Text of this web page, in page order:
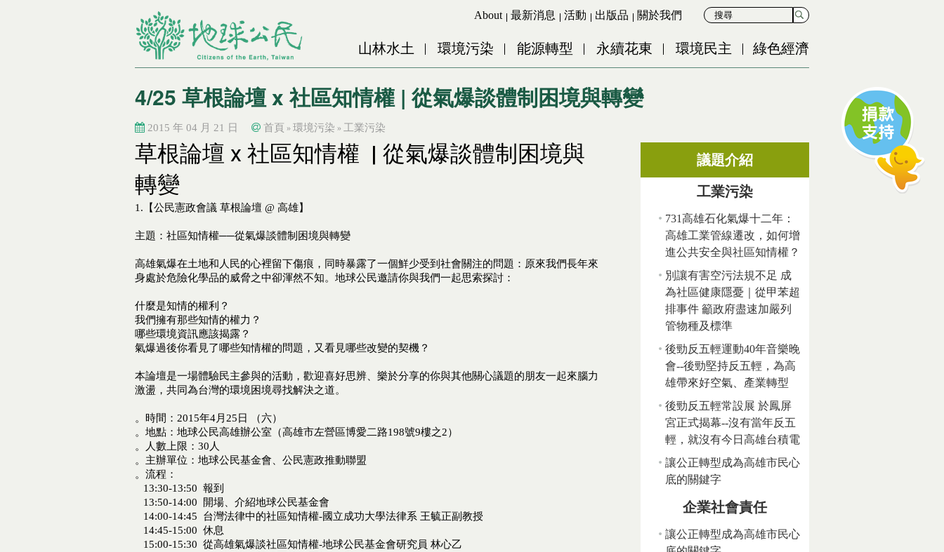
Jump to Navigation
Jump to Main content
About 最新消息 活動 出版品 關於我們
山林水土 環境污染 能源轉型 永續花東 環境民主 綠色經濟
4/25 草根論壇 x 社區知情權 | 從氣爆談體制困境與轉變
2015 年 04 月 21 日
您在這裡
首頁 » 環境污染 » 工業污染
您在這裡
議題介紹
工業污染
731高雄石化氣爆十二年：
高雄工業管線遷改，如何增
進公共安全與社區知情權？
別讓有害空污法規不足 成
為社區健康隱憂｜從甲苯超
排事件 籲政府盡速加嚴列
管物種及標準
後勁反五輕運動40年音樂晚
會--後勁堅持反五輕，為高
雄帶來好空氣、產業轉型
後勁反五輕常設展 於鳳屏
宮正式揭幕--沒有當年反五
輕，就沒有今日高雄台積電
讓公正轉型成為高雄市民心
底的關鍵字
企業社會責任
讓公正轉型成為高雄市民心